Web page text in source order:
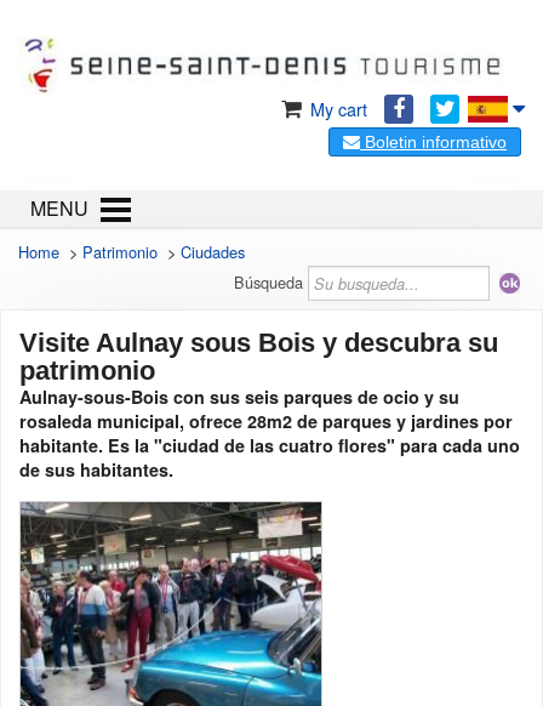
My cart
Boletin informativo
MENU
Home > Patrimonio > Ciudades
Búsqueda
Visite Aulnay sous Bois y descubra su
patrimonio
Aulnay-sous-Bois con sus seis parques de ocio y su
rosaleda municipal, ofrece 28m2 de parques y jardines por
habitante. Es la "ciudad de las cuatro flores" para cada uno
de sus habitantes.